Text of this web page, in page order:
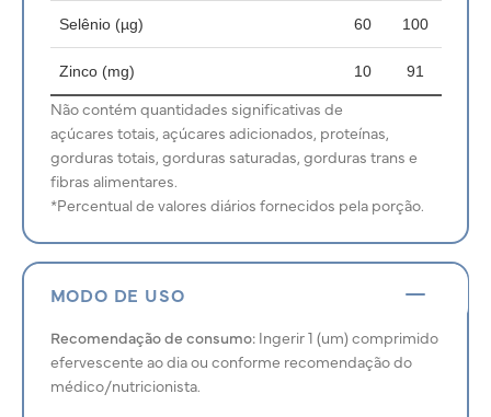
Selênio (µg) 60 100
Zinco (mg) 10 91
Não contém quantidades significativas de
açúcares totais, açúcares adicionados, proteínas,
gorduras totais, gorduras saturadas, gorduras trans e
fibras alimentares.
*Percentual de valores diários fornecidos pela porção.
MODO DE USO
Recomendação de consumo: Ingerir 1 (um) comprimido
efervescente ao dia ou conforme recomendação do
médico/nutricionista.